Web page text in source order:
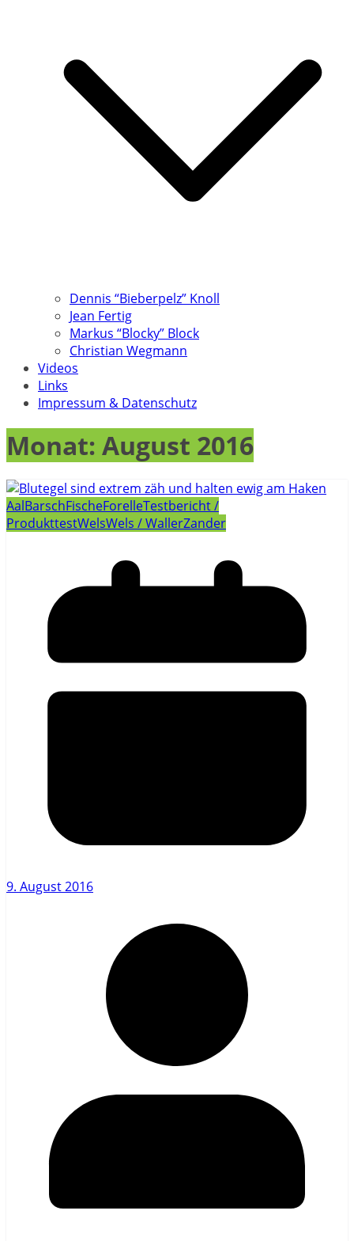
Dennis “Bieberpelz” Knoll
Jean Fertig
Markus “Blocky” Block
Christian Wegmann
Videos
Links
Impressum & Datenschutz
Monat: August 2016
AalBarschFischeForelleTestbericht /
ProdukttestWelsWels / WallerZander
9. August 2016